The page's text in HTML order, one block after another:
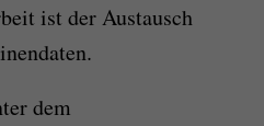
ist der Austausch
dem